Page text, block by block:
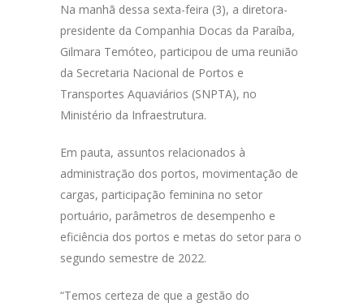
Na manhã dessa sexta-feira (3), a diretora-
presidente da Companhia Docas da Paraíba,
Gilmara Temóteo, participou de uma reunião
da Secretaria Nacional de Portos e
Transportes Aquaviários (SNPTA), no
Ministério da Infraestrutura.
Em pauta, assuntos relacionados à
administração dos portos, movimentação de
cargas, participação feminina no setor
portuário, parâmetros de desempenho e
eficiência dos portos e metas do setor para o
segundo semestre de 2022.
“Temos certeza de que a gestão do